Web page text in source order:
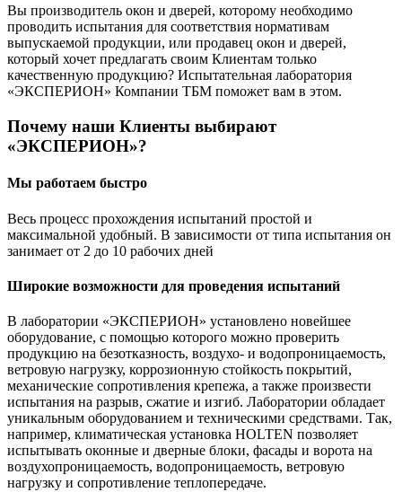
Вы производитель окон и дверей, которому необходимо
проводить испытания для соответствия нормативам
выпускаемой продукции, или продавец окон и дверей,
который хочет предлагать своим Клиентам только
качественную продукцию? Испытательная лаборатория
«ЭКСПЕРИОН» Компании ТБМ поможет вам в этом.
Почему наши Клиенты выбирают
«ЭКСПЕРИОН»?
Мы работаем быстро
Весь процесс прохождения испытаний простой и
максимальной удобный. В зависимости от типа испытания он
занимает от 2 до 10 рабочих дней
Широкие возможности для проведения испытаний
В лаборатории «ЭКСПЕРИОН» установлено новейшее
оборудование, с помощью которого можно проверить
продукцию на безотказность, воздухо- и водопроницаемость,
ветровую нагрузку, коррозионную стойкость покрытий,
механические сопротивления крепежа, а также произвести
испытания на разрыв, сжатие и изгиб. Лаборатории обладает
уникальным оборудованием и техническими средствами. Так,
например, климатическая установка HOLTEN позволяет
испытывать оконные и дверные блоки, фасады и ворота на
воздухопроницаемость, водопроницаемость, ветровую
нагрузку и сопротивление теплопередаче.